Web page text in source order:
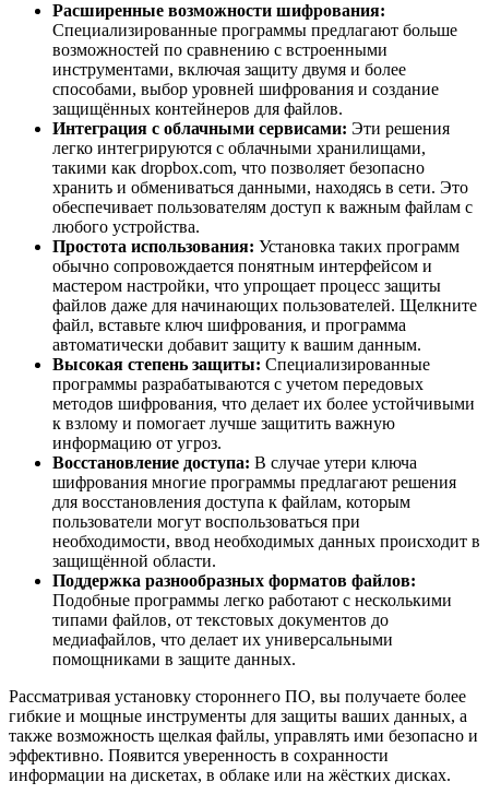
Расширенные возможности шифрования:
Специализированные программы предлагают больше
возможностей по сравнению с встроенными
инструментами, включая защиту двумя и более
способами, выбор уровней шифрования и создание
защищённых контейнеров для файлов.
Интеграция с облачными сервисами: Эти решения
легко интегрируются с облачными хранилищами,
такими как dropbox.com, что позволяет безопасно
хранить и обмениваться данными, находясь в сети. Это
обеспечивает пользователям доступ к важным файлам с
любого устройства.
Простота использования: Установка таких программ
обычно сопровождается понятным интерфейсом и
мастером настройки, что упрощает процесс защиты
файлов даже для начинающих пользователей. Щелкните
файл, вставьте ключ шифрования, и программа
автоматически добавит защиту к вашим данным.
Высокая степень защиты: Специализированные
программы разрабатываются с учетом передовых
методов шифрования, что делает их более устойчивыми
к взлому и помогает лучше защитить важную
информацию от угроз.
Восстановление доступа: В случае утери ключа
шифрования многие программы предлагают решения
для восстановления доступа к файлам, которым
пользователи могут воспользоваться при
необходимости, ввод необходимых данных происходит в
защищённой области.
Поддержка разнообразных форматов файлов:
Подобные программы легко работают с несколькими
типами файлов, от текстовых документов до
медиафайлов, что делает их универсальными
помощниками в защите данных.
Рассматривая установку стороннего ПО, вы получаете более
гибкие и мощные инструменты для защиты ваших данных, а
также возможность щелкая файлы, управлять ими безопасно и
эффективно. Появится уверенность в сохранности
информации на дискетах, в облаке или на жёстких дисках.